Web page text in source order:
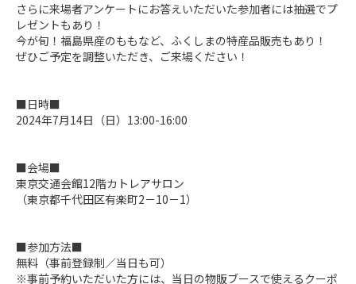
さらに来場者アンケートにお答えいただいた参加者には抽選でプ
レゼントもあり！
今が旬！福島県産のももなど、ふくしまの特産品販売もあり！
ぜひご予定を調整いただき、ご来場ください！
■日時■
2024年7月14日（日）13:00-16:00
■会場■
東京交通会館12階カトレアサロン
（東京都千代田区有楽町2－10－1）
■参加方法■
無料（事前登録制／当日も可）
※事前予約いただいた方には、当日の物販ブースで使えるクーポ